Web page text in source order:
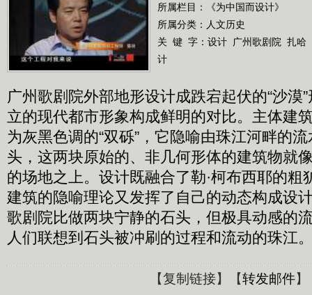
所属栏目：
《为中国而设计》
所属分类：人文历史
关 键 字： 设计 广州歌剧院 扎哈
计
广州歌剧院外部地形设计成跌宕起伏的“沙漠
立的现代都市形象构成鲜明的对比。主体建
为灰黑色调的“双砾”，它隐喻由珠江河畔的
头，这两块原始的、非几何形体的建筑物就
的场地之上。设计既融合了勒·柯布西耶的粗
建筑的隐喻理论又发挥了自己的动态构成设
歌剧院比做两块宁静的石头，但极具动感的
人们联想到石头被冲刷的过程和流动的珠江
【复制链接】【转发邮件】